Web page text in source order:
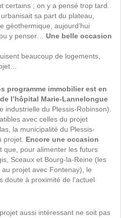
certains ; on y a pensé trop tard.
sa part du plateau,
géothermique, aujourd’hui
y penser… Une belle occasion
beaucoup de logements,
programme immobilier est en
l’hôpital Marie-Lannelongue
industrielle du Plessis-Robinson).
avec celles du projet
la municipalité du Plessis-
projet. Encore une occasion
que, pour alimenter les futurs
Sceaux et Bourg-la-Reine (les
projet avec Fontenay), le
doute à proximité de l’actuel
aussi intéressant ne soit pas